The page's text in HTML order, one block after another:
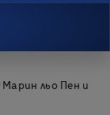
льо Пен и